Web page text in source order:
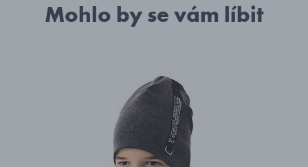
Mohlo by se vám líbit